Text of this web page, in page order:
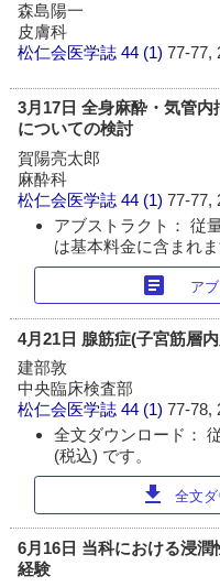
森島陽一
皮膚科
松仁会医学誌 44 (1)77-77,
3月17日 全身麻酔・気管
についての検討
賀陽亮太郎
麻酔科
松仁会医学誌 44 (1)77-77,
アブストラクト： 従
は基本料金に含まれま
article ア
4月21日 腺筋症(子宮筋層
建部敦
中央臨床検査部
松仁会医学誌 44 (1)77-78,
全文ダウンロード：
(税込) です。
download 全文
6月16日 当科における浸
経験